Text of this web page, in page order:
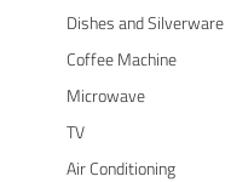
Dishes and Silverware
Coffee Machine
Microwave
TV
Air Conditioning